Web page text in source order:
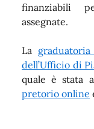
finanziabili
assegnate.
La
dell’Ufficio di
quale è stata
pretorio online